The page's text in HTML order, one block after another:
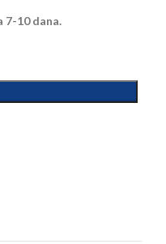
7-10 dana.